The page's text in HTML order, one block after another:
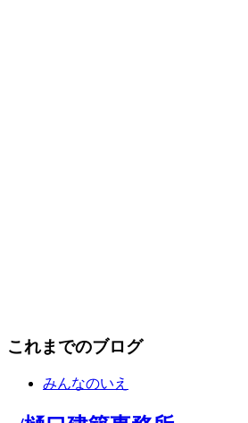
これまでのブログ
みんなのいえ